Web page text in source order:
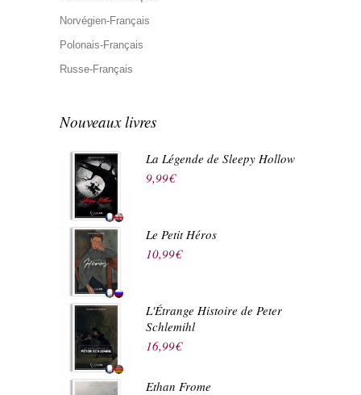
Norvégien-Français
Polonais-Français
Russe-Français
Nouveaux livres
La Légende de Sleepy Hollow
9,99€
Le Petit Héros
10,99€
L'Étrange Histoire de Peter
Schlemihl
16,99€
Ethan Frome